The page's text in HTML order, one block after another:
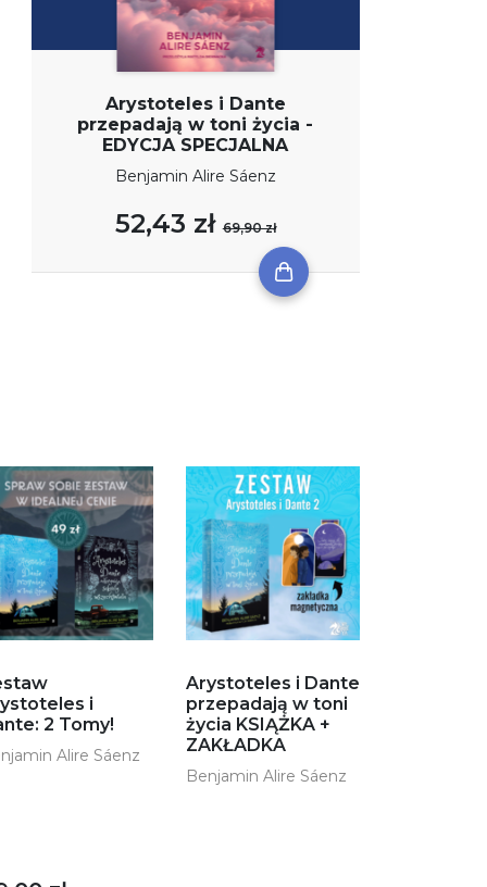
Arystoteles i Dante
przepadają w toni życia -
EDYCJA SPECJALNA
Benjamin Alire Sáenz
52,43 zł69,90 zł
i
2 Tomy!
Alire Sáenz
Arystoteles i Dante
przepadają w toni
życia KSIĄŻKA +
ZAKŁADKA
Benjamin Alire Sáenz